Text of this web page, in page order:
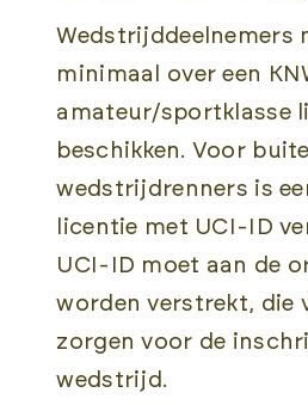
Wedstrijddeelnemers
minimaal over een
amateur/sportklasse
beschikken. Voor
wedstrijdrenners is
licentie met UCI-ID
UCI-ID moet aan de
worden verstrekt, die
zorgen voor de
wedstrijd.